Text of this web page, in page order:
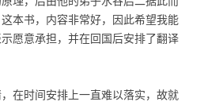
本书，内容非常好，因此希望我能
愿意承担，并在回国后安排了翻译
在时间安排上一直难以落实，故就